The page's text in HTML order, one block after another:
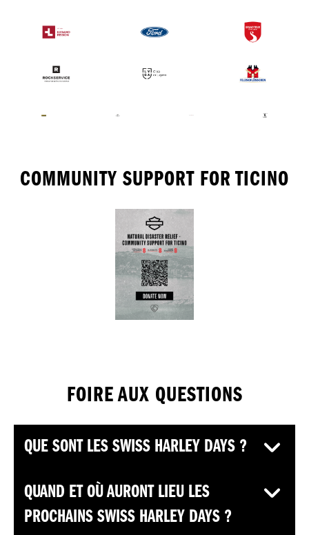
COMMUNITY SUPPORT FOR TICINO
FOIRE AUX QUESTIONS
QUE SONT LES SWISS HARLEY DAYS ?
QUAND ET OÙ AURONT LIEU LES
PROCHAINS SWISS HARLEY DAYS ?